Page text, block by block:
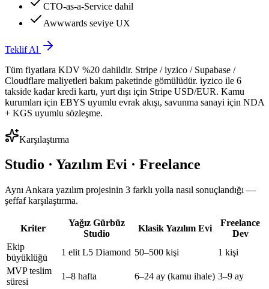
CTO-as-a-Service dahil
Awwwards seviye UX
Teklif Al
Tüm fiyatlara KDV %20 dahildir. Stripe / iyzico / Supabase /
Cloudflare maliyetleri bakım paketinde gömülüdür. iyzico ile 6
takside kadar kredi kartı, yurt dışı için Stripe USD/EUR. Kamu
kurumları için EBYS uyumlu evrak akışı, savunma sanayi için NDA
+ KGS uyumlu sözleşme.
Karşılaştırma
Studio · Yazılım Evi · Freelance
Aynı Ankara yazılım projesinin 3 farklı yolla nasıl sonuçlandığı —
şeffaf karşılaştırma.
Kriter
Yağız Gürbüz
Studio
Klasik Yazılım Evi
Freelance
Dev
Ekip
büyüklüğü
1 elit L5 Diamond 50–500 kişi
1 kişi
MVP teslim
süresi
1–8 hafta 6–24 ay (kamu ihale) 3–9 ay